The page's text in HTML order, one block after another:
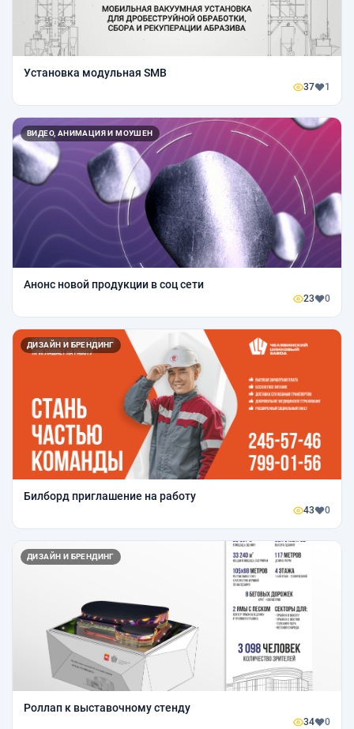
Установка модульная SMB
37 1
ВИДЕО, АНИМАЦИЯ И МОУШЕН
Анонс новой продукции в соц сети
23 0
ДИЗАЙН И БРЕНДИНГ
Билборд приглашение на работу
43 0
ДИЗАЙН И БРЕНДИНГ
Роллап к выставочному стенду
34 0